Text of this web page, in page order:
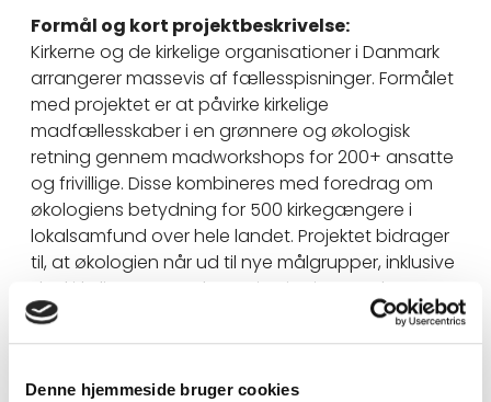
Denne hjemmeside bruger cookies
Formål og kort projektbeskrivelse:
Kirkerne og de kirkelige organisationer i Danmark
arrangerer massevis af fællesspisninger. Formålet
med projektet er at påvirke kirkelige
madfællesskaber i en grønnere og økologisk
retning gennem madworkshops for 200+ ansatte
og frivillige. Disse kombineres med foredrag om
økologiens betydning for 500 kirkegængere i
lokalsamfund over hele landet. Projektet bidrager
til, at økologien når ud til nye målgrupper, inklusive
det kirkelige Danmark som institution og de
mange måltidsfællesskaber, som kirkerne og de
kirkelige organisationer faciliterer.